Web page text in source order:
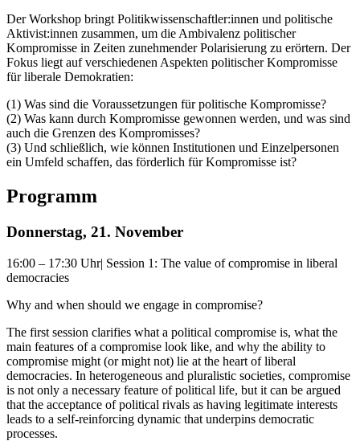
Der Workshop bringt Politikwissenschaftler:innen und politische
Aktivist:innen zusammen, um die Ambivalenz politischer
Kompromisse in Zeiten zunehmender Polarisierung zu erörtern. Der
Fokus liegt auf verschiedenen Aspekten politischer Kompromisse
für liberale Demokratien:
(1) Was sind die Voraussetzungen für politische Kompromisse?
(2) Was kann durch Kompromisse gewonnen werden, und was sind
auch die Grenzen des Kompromisses?
(3) Und schließlich, wie können Institutionen und Einzelpersonen
ein Umfeld schaffen, das förderlich für Kompromisse ist?
Programm
Donnerstag, 21. November
16:00 – 17:30 Uhr| Session 1: The value of compromise in liberal
democracies
Why and when should we engage in compromise?
The first session clarifies what a political compromise is, what the
main features of a compromise look like, and why the ability to
compromise might (or might not) lie at the heart of liberal
democracies. In heterogeneous and pluralistic societies, compromise
is not only a necessary feature of political life, but it can be argued
that the acceptance of political rivals as having legitimate interests
leads to a self-reinforcing dynamic that underpins democratic
processes.